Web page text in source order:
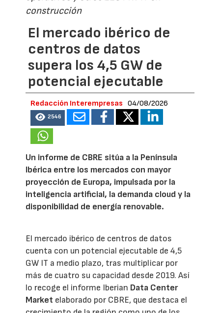
construcción
El mercado ibérico de
centros de datos
supera los 4,5 GW de
potencial ejecutable
Redacción Interempresas 04/08/2026
2546
Un informe de CBRE sitúa a la Península
Ibérica entre los mercados con mayor
proyección de Europa, impulsada por la
inteligencia artificial, la demanda cloud y la
disponibilidad de energía renovable.
El mercado ibérico de centros de datos
cuenta con un potencial ejecutable de 4,5
GW IT a medio plazo, tras multiplicar por
más de cuatro su capacidad desde 2019. Así
lo recoge el informe Iberian Data Center
Market elaborado por CBRE, que destaca el